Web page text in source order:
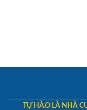
TỰ HÀO LÀ NHÀ